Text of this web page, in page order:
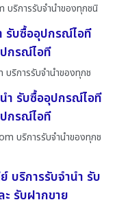
บริการรับจำนำของทุกชนิ
รับซื้ออุปกรณ์ไอที
กรณ์ไอที
บริการรับจำนำของทุกช
ำ รับซื้ออุปกรณ์ไอที
กรณ์ไอที
บริการรับจำนำของทุกช
บริการรับจำนำ รับ
รับฝากขาย